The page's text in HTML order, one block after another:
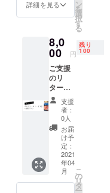
ります
了承く
ださ
い。
調整の
都合で
ディン
グ終了
後の量
産開始
となり
ます。
工場の
混雑状
況に
よって
はお届
け日程
が多少
前後す
る可能
性があ
詳細を見る ン
を
選
択
す
る
8,0
00 円
残り
100
ご支援
のリ
ターン
品とし
て、ピ
カデ
リー
No.1ポ
マード
(改)×3
個をお
届けし
ます。
支援
者：
0人
お届
け予
定：
2021
年04
月
こ
の
リ
タ
ー